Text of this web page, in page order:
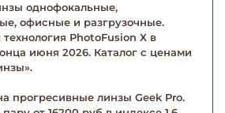
однофокальные,
офисные и разгрузочные.
PhotoFusion X в
июня 2026. Каталог с ценами
прогресивные линзы Geek Pro.